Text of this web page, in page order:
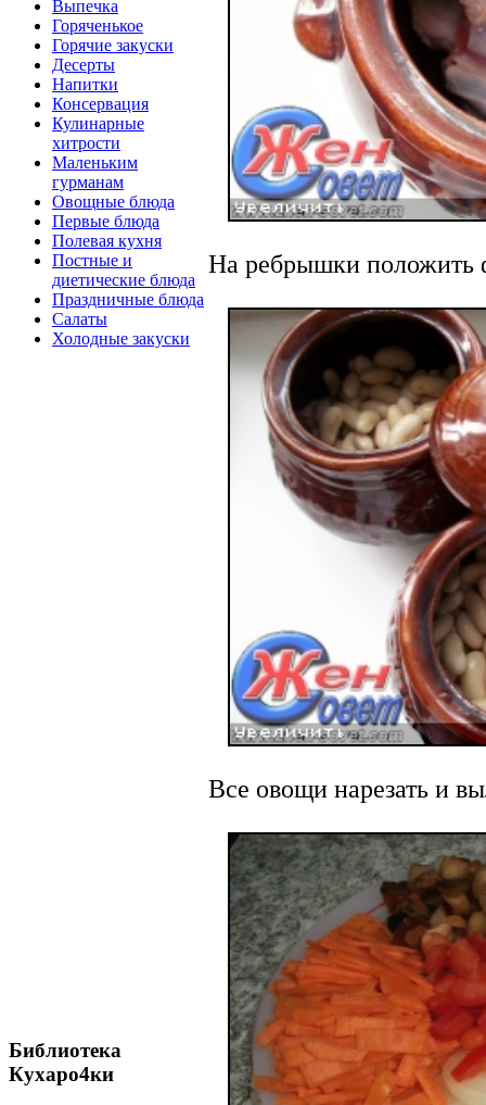
Выпечка
Горяченькое
Горячие закуски
Десерты
Напитки
Консервация
Кулинарные
хитрости
Маленьким
гурманам
Овощные блюда
Первые блюда
Полевая кухня
Постные и
диетические блюда
Праздничные блюда
Салаты
Холодные закуски
Библиотека
Кухаро4ки
На ребрышки положить
Все овощи нарезать и